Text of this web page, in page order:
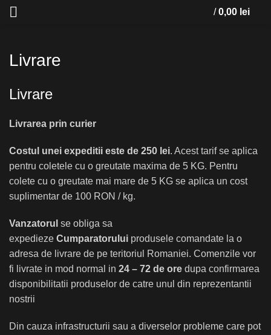
/ 0,00 lei
Livrare
Livrare
Livrarea prin curier
Costul unei expeditii este de 250 lei. Acest tarif se aplica
pentru coletele cu o greutate maxima de 5 KG. Pentru
colete cu o greutate mai mare de 5 KG se aplica un cost
suplimentar de 100 RON / kg.
Vanzatorul se obliga sa
expedieze Cumparatorului produsele comandate la o
adresa de livrare de pe teritoriul Romaniei. Comenzile vor
fi livrate in mod normal in 24 – 72 de ore dupa confirmarea
disponibilitatii produselor de catre unul din reprezentantii
nostrii
Din cauza infrastructurii sau a diverselor probleme care pot